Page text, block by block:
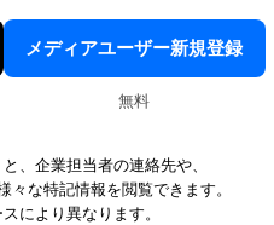
メディアユーザー新規登録
無料
、企業担当者の連絡先や、
な特記情報を閲覧できます。
により異なります。